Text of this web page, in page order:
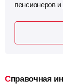
пенсионеров и
Справочная